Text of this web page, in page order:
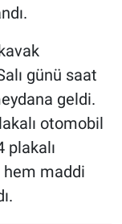
günü saat
geldi.
otomobil
plakalı
hem maddi